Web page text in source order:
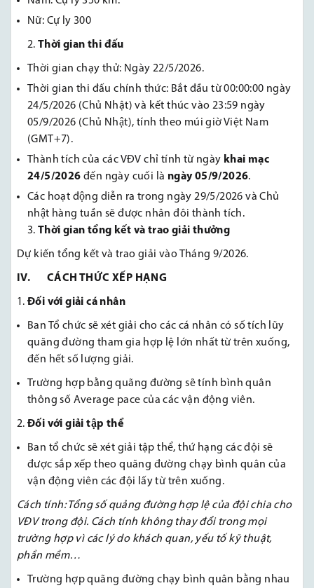
Nữ: Cự ly 300
Thời gian thi đấu
Thời gian chạy thử: Ngày 22/5/2026.
Thời gian thi đấu chính thức: Bắt đầu từ 00:00:00 ngày
24/5/2026 (Chủ Nhật) và kết thúc vào 23:59 ngày
05/9/2026 (Chủ Nhật), tính theo múi giờ Việt Nam
(GMT+7).
Thành tích của các VĐV chỉ tính từ ngày khai mạc
24/5/2026đến ngày cuối là ngày 05/9/2026.
Các hoạt động diễn ra trong ngày 29/5/2026 và Chủ
nhật hàng tuần sẽ được nhân đôi thành tích.
Thời gian tổng kết và trao giải thưởng
Dự kiến tổng kết và trao giải vào Tháng 9/2026.
IV. CÁCH THỨC XẾP HẠNG
Đối vớigiải cá nhân
Ban Tổ chức sẽ xét giải cho các cá nhân có số tích lũy
quãng đường tham gia hợp lệ lớn nhất từ trên xuống,
đến hết số lượng giải.
Trường hợp bằng quãng đường sẽ tính bình quân
thông số Average pace của các vận động viên.
Đối với giải tập thể
Ban tổ chức sẽ xét giải tập thể, thứ hạng các đội sẽ
được sắp xếp theo quãng đường chạy bình quân của
vận động viên các đội lấy từ trên xuống.
Cách tính: Tổng số quảng đường hợp lệ của đội chia cho
VĐV trong đội. Cách tính không thay đổi trong mọi
trường hợp vì các lý do khách quan, yếu tố kỹ thuật,
phần mềm…
Trường hợp quãng đường chạy bình quân bằng nhau